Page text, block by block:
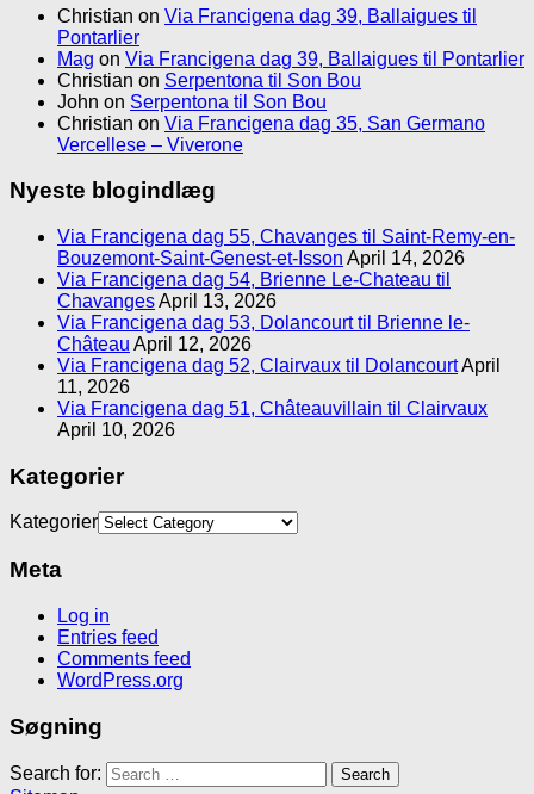
Christian on Via Francigena dag 39, Ballaigues til
Pontarlier
Mag on Via Francigena dag 39, Ballaigues til Pontarlier
Christian on Serpentona til Son Bou
John on Serpentona til Son Bou
Christian on Via Francigena dag 35, San Germano
Vercellese – Viverone
Nyeste blogindlæg
Via Francigena dag 55, Chavanges til Saint-Remy-en-
Bouzemont-Saint-Genest-et-Isson April 14, 2026
Via Francigena dag 54, Brienne Le-Chateau til
ChavangesApril 13, 2026
Via Francigena dag 53, Dolancourt til Brienne le-
Château April 12, 2026
Via Francigena dag 52, Clairvaux til DolancourtApril
11, 2026
Via Francigena dag 51, Châteauvillain til Clairvaux
April 10, 2026
Kategorier
Kategorier
Meta
Log in
Entries feed
Comments feed
WordPress.org
Søgning
Search for: